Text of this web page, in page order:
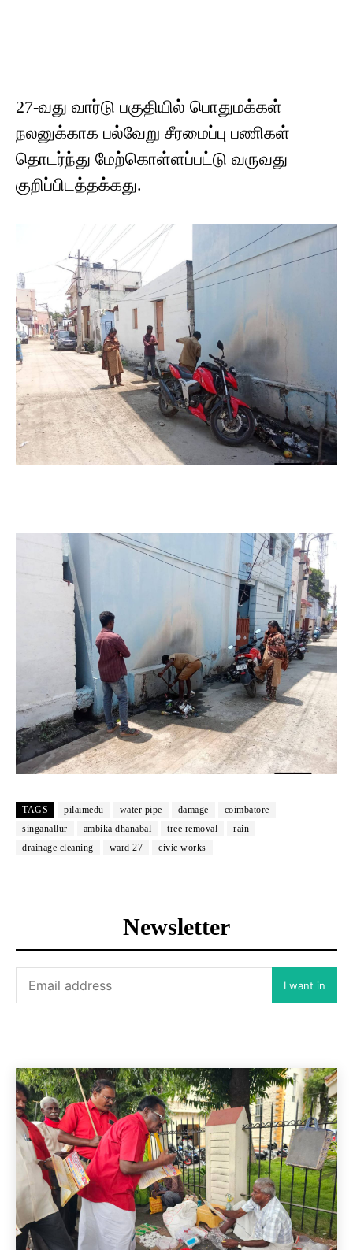
27-வது வார்டு பகுதியில் பொதுமக்கள்
நலனுக்காக பல்வேறு சீரமைப்பு பணிகள்
தொடர்ந்து மேற்கொள்ளப்பட்டு வருவது
குறிப்பிடத்தக்கது.
TAGS pilaimedu water pipe damage
coimbatore
singanallur
ambika dhanabal tree removal
rain
drainage cleaning
ward 27 civic works
Newsletter
I want in